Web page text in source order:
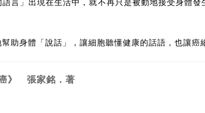
言」出現在生活中，就不再只是被動地接受身體
助身體「說話」，讓細胞聽懂健康的話語，也讓癌
》 張家銘．著